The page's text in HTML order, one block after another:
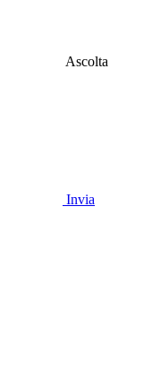
Ascolta
Invia